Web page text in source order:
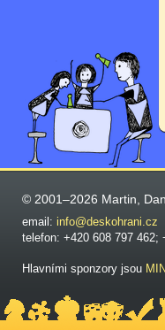
© 2001–2026 Martin,
email: info@deskohrani.cz
telefon: +420 608 797 462;
Hlavními sponzory jsou